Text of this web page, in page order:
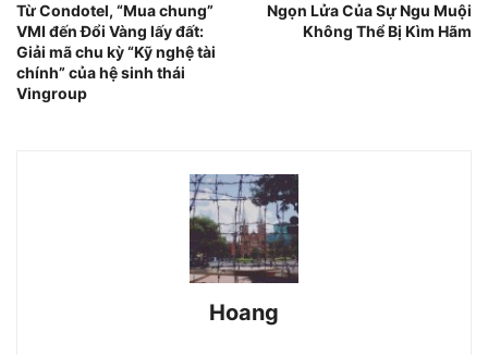
Từ Condotel, “Mua chung”
VMI đến Đổi Vàng lấy đất:
Giải mã chu kỳ “Kỹ nghệ tài
chính” của hệ sinh thái
Vingroup
Ngọn Lửa Của Sự Ngu Muội
Không Thể Bị Kìm Hãm
Hoang